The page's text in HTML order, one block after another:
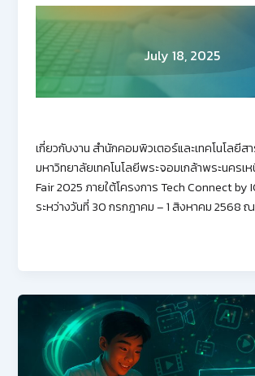
July 18, 2025
เกี่ยวกับงาน สำนักคอมพิวเตอร์และเทคโนโลยีส
มหาวิทยาลัยเทคโนโลยีพระจอมเกล้าพระนครเ
Fair 2025 ภายใต้โครงการ Tech Connect by
ระหว่างวันที่ 30 กรกฎาคม – 1 สิงหาคม 2568 ณ